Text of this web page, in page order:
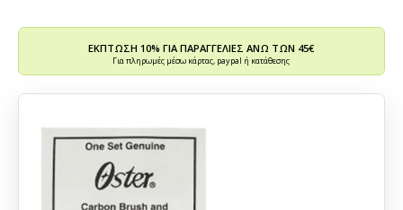
ΕΚΠΤΩΣΗ 10% ΓΙΑ ΠΑΡΑΓΓΕΛΙΕΣ ΑΝΩ ΤΩΝ 45€
Για πληρωμές μέσω κάρτας, paypal ή κατάθεσης